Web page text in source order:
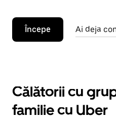
Începe Ai deja
Călătorii cu
familie cu Uber